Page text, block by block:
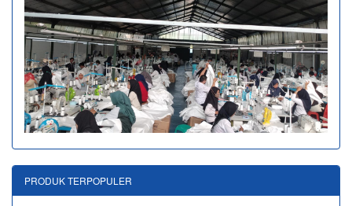
PRODUK TERPOPULER